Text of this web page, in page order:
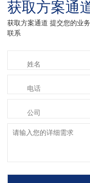
获取方案通
获取方案通道 提交您的业
联系